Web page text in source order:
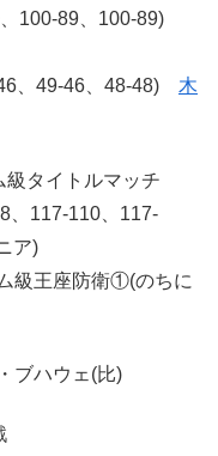
100-89、100-89)
、49-46、48-48) 木
タイトルマッチ
117-110、117-
ア)
級王座防衛①(のちに
ブハウェ(比)